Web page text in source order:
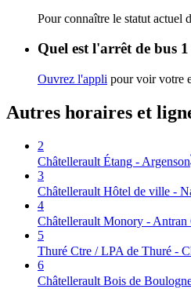
Pour connaître le statut actuel
Quel est l'arrêt de bus
Ouvrez l'appli pour voir votre
Autres horaires et
2
Châtellerault Étang - Argenson
3
Châtellerault Hôtel de ville -
4
Châtellerault Monory - Antran
5
Thuré Ctre / LPA de Thuré -
6
Châtellerault Bois de